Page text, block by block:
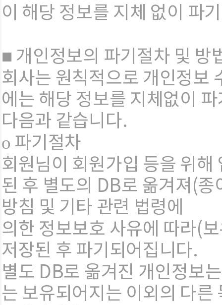
이 해당 정보를 지체 없이 파
■ 개인정보의 파기절차 및 방
회사는 원칙적으로 개인정보
에는 해당 정보를 지체없이
다음과 같습니다.
ο 파기절차
회원님이 회원가입 등을 위
된 후 별도의 DB로 옮겨져(
방침 및 기타 관련 법령에
의한 정보보호 사유에 따라(
저장된 후 파기되어집니다.
별도 DB로 옮겨진 개인정보
는 보유되어지는 이외의 다